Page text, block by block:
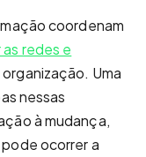
coordenam
redes e
organização. Uma
nessas
à mudança,
ocorrer a